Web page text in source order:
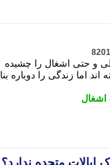
و حتی اشغال را چشیده
اما زندگی را دوباره بنا
اشغال